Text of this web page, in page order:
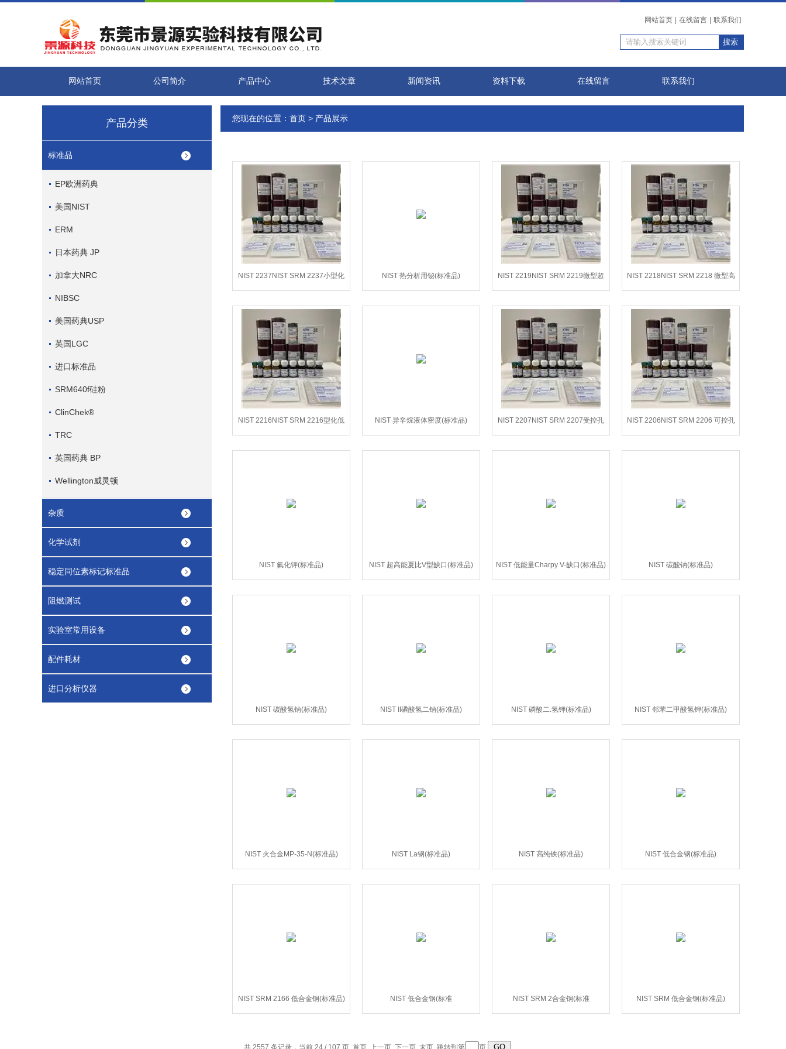
网站首页 在线留言 联系我们
网站首页 公司简介 产品中心 技术文章 新闻资讯 资料下载 在线留言 联系我们
产品分类
标准品
EP欧洲药典
美国NIST
ERM
日本药典 JP
加拿大NRC
NIBSC
美国药典USP
英国LGC
进口标准品
SRM640f硅粉
ClinChek®
TRC
英国药典 BP
Wellington威灵顿
杂质
化学试剂
稳定同位素标记标准品
阻燃测试
实验室常用设备
配件耗材
进口分析仪器
您现在的位置： 首页 > 产品展示
NIST 2237NIST SRM 2237小型化
低能量夏比V型缺口RHS
NIST 热分析用铋(标准品) NIST 2219NIST SRM 2219微型超
高能夏比-缺口KLST
NIST 2218NIST SRM 2218 微型高
能Charpy V-缺口KLST
NIST 2216NIST SRM 2216型化低
能夏比-缺口KLST
NIST 异辛烷液体密度(标准品) NIST 2207NIST SRM 2207受控孔
玻璃-BET比表面积
NIST 2206NIST SRM 2206 可控孔
径玻璃-BET比表面积
NIST 氟化钾(标准品) NIST 超高能夏比V型缺口(标准品) NIST 低能量Charpy V-缺口(标准品) NIST 碳酸钠(标准品)
NIST 碳酸氢钠(标准品) NIST II磷酸氢二钠(标准品) NIST 磷酸二.氢钾(标准品) NIST 邻苯二甲酸氢钾(标准品)
NIST 火合金MP-35-N(标准品) NIST La钢(标准品) NIST 高纯铁(标准品) NIST 低合金钢(标准品)
NIST SRM 2166 低合金钢(标准品) NIST 低合金钢(标准 NIST SRM 2合金钢(标准 NIST SRM 低合金钢(标准品)
共 2557 条记录，当前 24 / 107 页 首页 上一页 下一页 末页 跳转到第 页